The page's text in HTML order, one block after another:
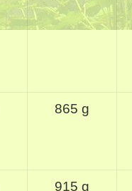
865 g
915 g